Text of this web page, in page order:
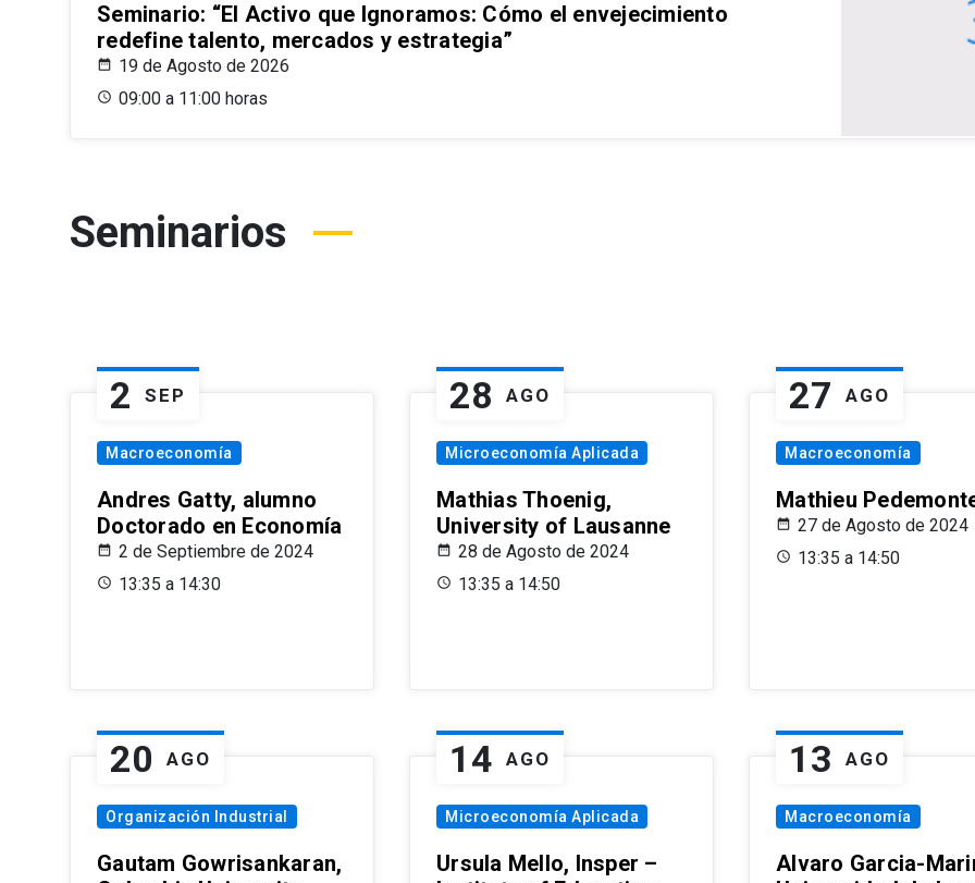
Seminario: “El Activo que Ignoramos: Cómo el envejecimiento
redefine talento, mercados y estrategia”
19 de Agosto de 2026
09:00 a 11:00 horas
Seminarios
2 SEP
Macroeconomía
Andres Gatty, alumno
Doctorado en Economía
2 de Septiembre de 2024
13:35 a 14:30
28 AGO
Microeconomía Aplicada
Mathias Thoenig,
University of Lausanne
28 de Agosto de 2024
13:35 a 14:50
27 AGO
Macroeconomía
Mathieu
27 de Agosto de 2024
13:35 a 14:50
20 AGO
Organización Industrial
Gautam Gowrisankaran,
14 AGO
Microeconomía Aplicada
Ursula Mello, Insper –
13 AGO
Macroeconomía
Alvaro Garcia-